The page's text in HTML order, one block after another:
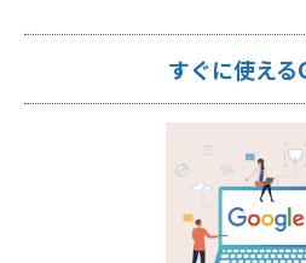
すぐに使え